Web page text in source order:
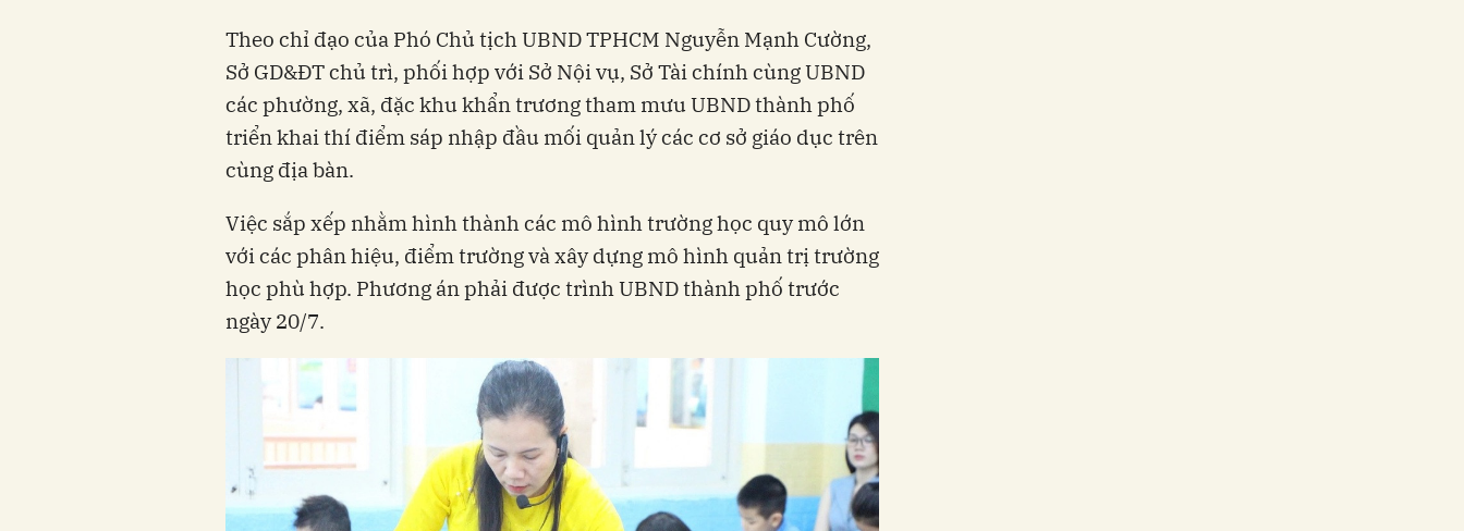
Theo chỉ đạo của Phó Chủ tịch UBND TPHCM Nguyễn Mạnh Cường,
Sở GD&ĐT chủ trì, phối hợp với Sở Nội vụ, Sở Tài chính cùng UBND
các phường, xã, đặc khu khẩn trương tham mưu UBND thành phố
triển khai thí điểm sáp nhập đầu mối quản lý các cơ sở giáo dục trên
cùng địa bàn.
Việc sắp xếp nhằm hình thành các mô hình trường học quy mô lớn
với các phân hiệu, điểm trường và xây dựng mô hình quản trị trường
học phù hợp. Phương án phải được trình UBND thành phố trước
ngày 20/7.